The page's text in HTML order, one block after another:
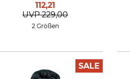
112,21
UVP 229,00
2 Größen
SALE